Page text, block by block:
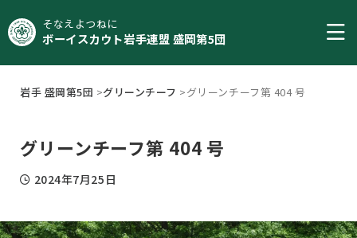
そなえよつねに
ボーイスカウト岩手連盟 盛岡第5団
岩手 盛岡第5団 >グリーンチーフ >グリーンチーフ第 404 号
グリーンチーフ第 404 号
2024年7月25日